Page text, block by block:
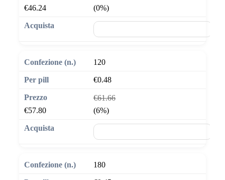
€46.24
(0%)
120
€0.48
€61.66
€57.80
(6%)
180